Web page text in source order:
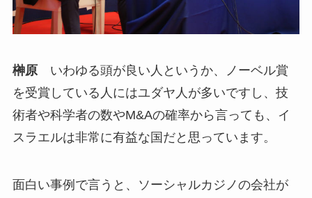
榊原いわゆる頭が良い人というか、ノーベル賞
を受賞している人にはユダヤ人が多いですし、技
術者や科学者の数やM&Aの確率から言っても、イ
スラエルは非常に有益な国だと思っています。
面白い事例で言うと、ソーシャルカジノの会社が